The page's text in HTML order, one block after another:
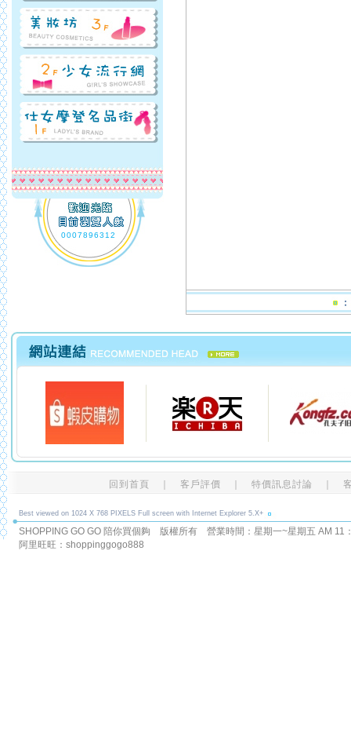
0007896312
回到首頁 客戶評價 特價訊息討論
Best viewed on 1024 X 768 PIXELS Full screen with Internet Explorer 5.X+
SHOPPING GO GO 陪你買個夠 版權所有 營業時間：星期一~星期五 AM
阿里旺旺：shoppinggogo888